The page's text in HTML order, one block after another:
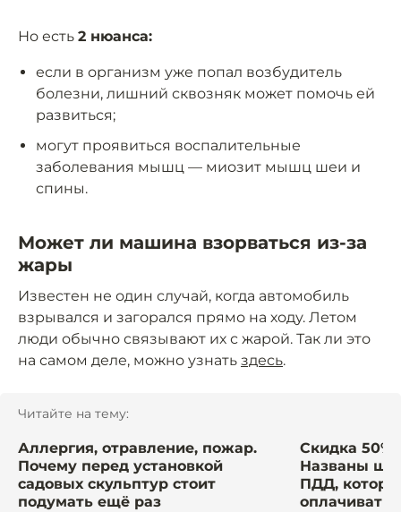
Но есть 2 нюанса:
если в организм уже попал возбудитель
болезни, лишний сквозняк может помочь ей
развиться;
могут проявиться воспалительные
заболевания мышц — миозит мышц шеи и
спины.
Может ли машина взорваться из-за
жары
Известен не один случай, когда автомобиль
взрывался и загорался прямо на ходу. Летом
люди обычно связывают их с жарой. Так ли это
на самом деле, можно узнать здесь.
Читайте на тему:
Аллергия, отравление, пожар.
Почему перед установкой
садовых скульптур стоит
подумать ещё раз
Скидка 50%
Названы
ПДД,
оплачивать